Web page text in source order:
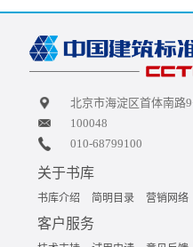
北京市海淀区首体南路
100048
010-68799100
关于书库
书库介绍 简明目录 营销网络
客户服务